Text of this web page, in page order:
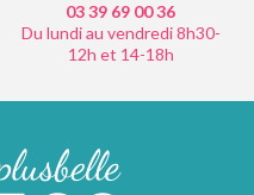
03 39 69 0036
Du lundi au vendredi 8h30-
12h et 14-18h